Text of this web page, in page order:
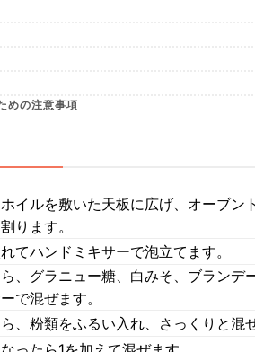
めの注意事項
イルを敷いた天板に広げ、オーブン
ります。
てハンドミキサーで泡立てます。
、グラニュー糖、白みそ、ブラン
で混ぜます。
、粉類をふるい入れ、さっくりと混